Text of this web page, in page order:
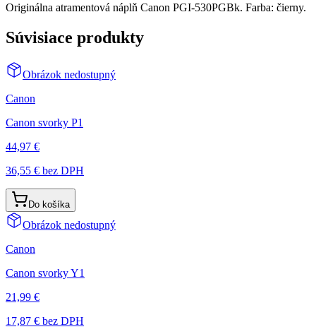
Originálna atramentová náplň Canon PGI-530PGBk. Farba: čierny.
Súvisiace produkty
Obrázok nedostupný
Canon
Canon svorky P1
44,97 €
36,55 € bez DPH
Do košíka
Obrázok nedostupný
Canon
Canon svorky Y1
21,99 €
17,87 € bez DPH